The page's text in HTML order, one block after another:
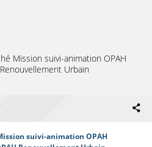
Mission suivi-animation OPAH
Urbain
suivi-animation OPAH